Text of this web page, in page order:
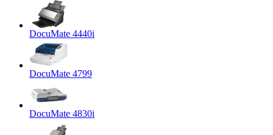
DocuMate 4440i
DocuMate 4799
DocuMate 4830i